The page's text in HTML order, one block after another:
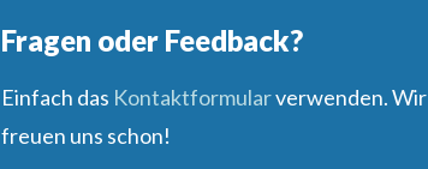
Fragen oder Feedback?
Einfach das Kontaktformularverwenden. Wir
freuen uns schon!